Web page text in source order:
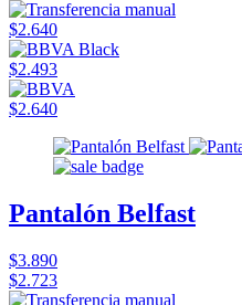
$2.640
$2.493
$2.640
Pantalón Belfast
$3.890
$2.723